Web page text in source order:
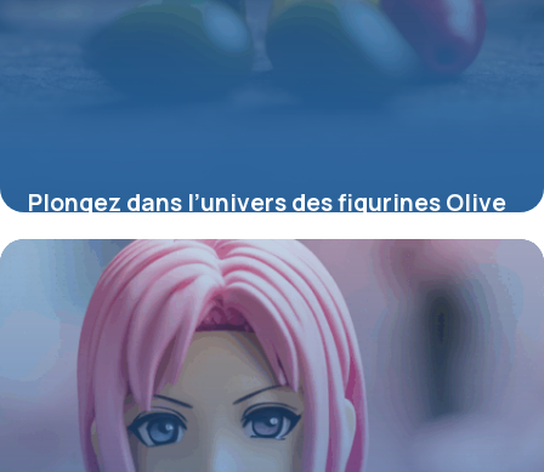
Plongez dans l’univers des figurines Olive
et Tom : passion, rivalités et collection
4 juillet 2025